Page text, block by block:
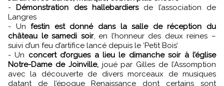
- Démonstration des hallebardiersde l’association de
Langres
- Unfestin est donné dans la salle de réception du
château le samedi soir, en l’honneur des deux reines –
suivi d’un feu d’artifice lancé depuis le ‘Petit Bois’
- Un concert d’orgues a lieu le dimanche soir à l’église
Notre-Dame de Joinville,joué par Gilles de l’Assomption
avec la découverte de divers morceaux de musiques
datant de l’époque Renaissance dont certains sont